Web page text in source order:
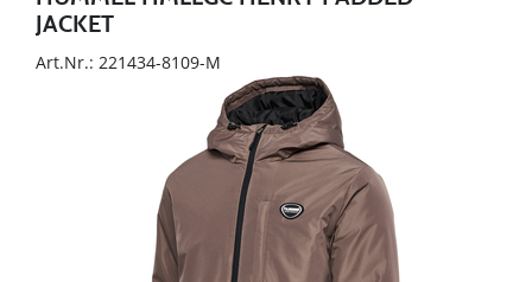
JACKET
Art.Nr.: 221434-8109-M